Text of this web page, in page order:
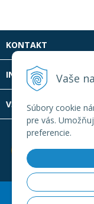
Vaše
Súbory cookie
pre vás.
preferencie.
KONTAKT
INFOLINKA
VŠETKO O NÁKUPE